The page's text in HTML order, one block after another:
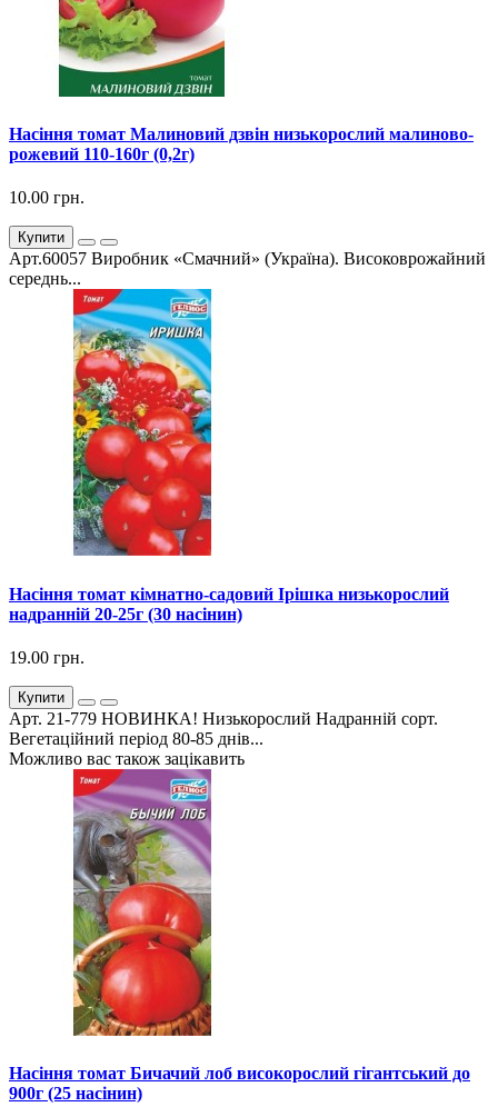
Насіння томат Малиновий дзвін низькорослий малиново-
рожевий 110-160г (0,2г)
10.00 грн.
Купити
Арт.60057 Виробник «Смачний» (Україна). Високоврожайний
середнь...
Насіння томат кімнатно-садовий Ірішка низькорослий
надранній 20-25г (30 насінин)
19.00 грн.
Купити
Арт. 21-779 НОВИНКА! Низькорослий Надранній сорт.
Вегетаційний період 80-85 днів...
Можливо вас також зацікавить
Насіння томат Бичачий лоб високорослий гігантський до
900г (25 насінин)